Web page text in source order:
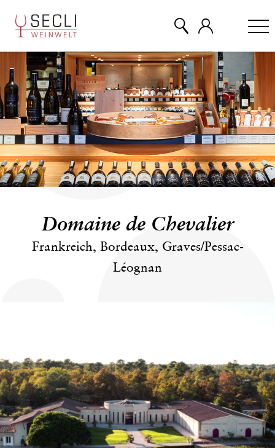
Domaine de Chevalier
Frankreich, Bordeaux, Graves/Pessac-
Léognan
WEINE
CHAMPAGNER
& MEHR
ÜBER UNS